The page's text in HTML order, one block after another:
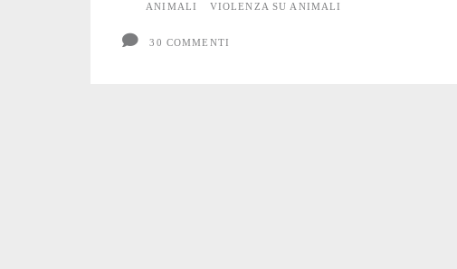
ANIMALI VIOLENZA SU ANIMALI
30 COMMENTI